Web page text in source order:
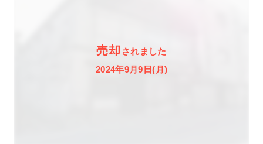
売却 されました
2024年9月9日(月)